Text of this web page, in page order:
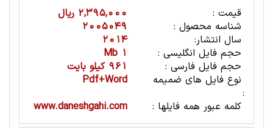
قیمت :
2,395,000 ریال
شناسه محصول :
2005049
سال انتشار:
2014
حجم فایل انگلیسی :
1 Mb
حجم فایل فارسی :
961 کیلو بایت
نوع فایل های ضمیمه
:
Pdf+Word
کلمه عبور همه فایلها :
www.daneshgahi.com